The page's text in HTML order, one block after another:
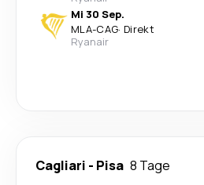
Mi 30 Sep.
MLA-CAG· Direkt
Ryanair
Cagliari - Pisa 8 Tage